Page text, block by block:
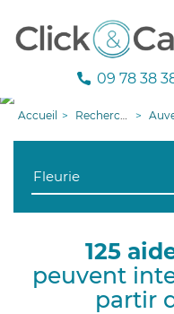
09 78 38
Accueil Recherche aide à domicile Auvergne-
125
peuvent
partir